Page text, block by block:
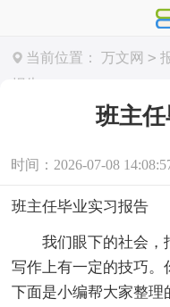
当前位置： 万文网 >
报告
班主
时间：2026-07-08
班主任毕业实习报告
我们眼下的社会，
写作上有一定的技巧。
下面是小编帮大家整理